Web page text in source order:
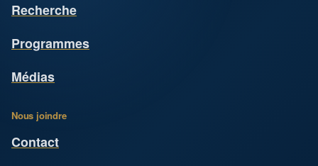
Recherche
Programmes
Médias
Nous joindre
Contact